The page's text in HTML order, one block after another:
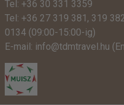
Tel: +36 30 331 3359
Tel: +36 27 319 381 , 319
0134 (09:00-15:00-ig)
E-mail: info@tdmtravel.hu